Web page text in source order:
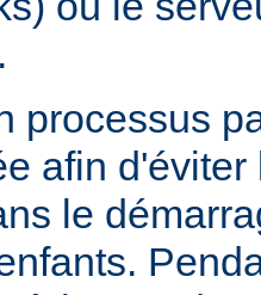
processus
afin
le